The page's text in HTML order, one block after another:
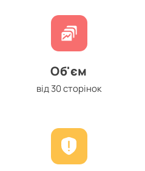
Об'єм
від 30 сторінок